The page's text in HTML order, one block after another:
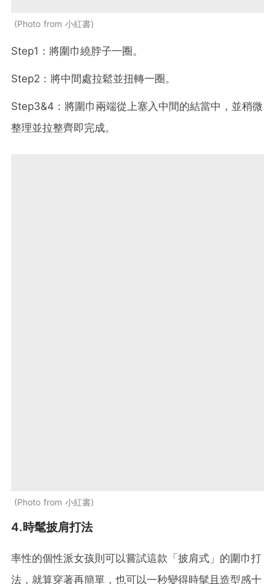
Photo from 小紅書
Step1：將圍巾繞脖子一圈。
Step2：將中間處拉鬆並扭轉一圈。
Step3&4：將圍巾兩端從上塞入中間的結當中，並稍微
整理並拉整齊即完成。
Photo from 小紅書
4.時髦披肩打法
率性的個性派女孩則可以嘗試這款「披肩式」的圍巾打
法，就算穿著再簡單，也可以一秒變得時髦且造型感十